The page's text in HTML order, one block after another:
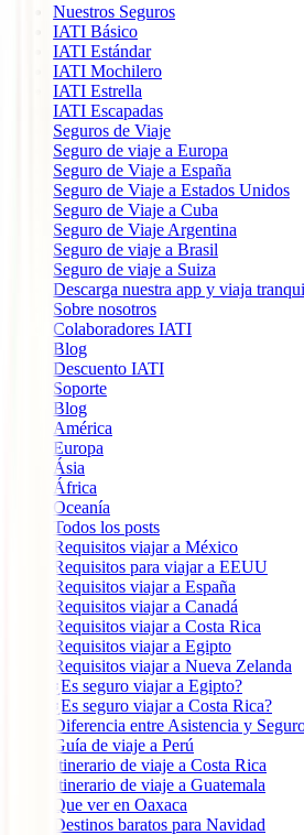
Nuestros Seguros
IATI Básico
IATI Estándar
IATI Mochilero
IATI Estrella
IATI Escapadas
Seguros de Viaje
Seguro de viaje a Europa
Seguro de Viaje a España
Seguro de Viaje a Estados Unidos
Seguro de Viaje a Cuba
Seguro de Viaje Argentina
Seguro de viaje a Brasil
Seguro de viaje a Suiza
Descarga nuestra app y viaja
Sobre nosotros
Colaboradores IATI
Blog
Descuento IATI
Soporte
Blog
América
Europa
Ásia
África
Oceanía
Todos los posts
Requisitos viajar a México
Requisitos para viajar a EEUU
Requisitos viajar a España
Requisitos viajar a Canadá
Requisitos viajar a Costa Rica
Requisitos viajar a Egipto
Requisitos viajar a Nueva Zelanda
¿Es seguro viajar a Egipto?
¿Es seguro viajar a Costa Rica?
Diferencia entre Asistencia y
Guía de viaje a Perú
Itinerario de viaje a Costa Rica
Itinerario de viaje a Guatemala
Que ver en Oaxaca
Destinos baratos para Navidad